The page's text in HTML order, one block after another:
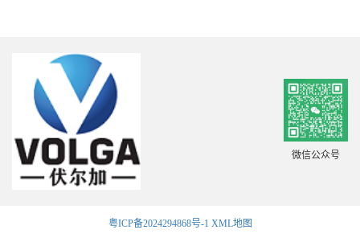
微信公众号
粤ICP备2024294868号-1 XML地图